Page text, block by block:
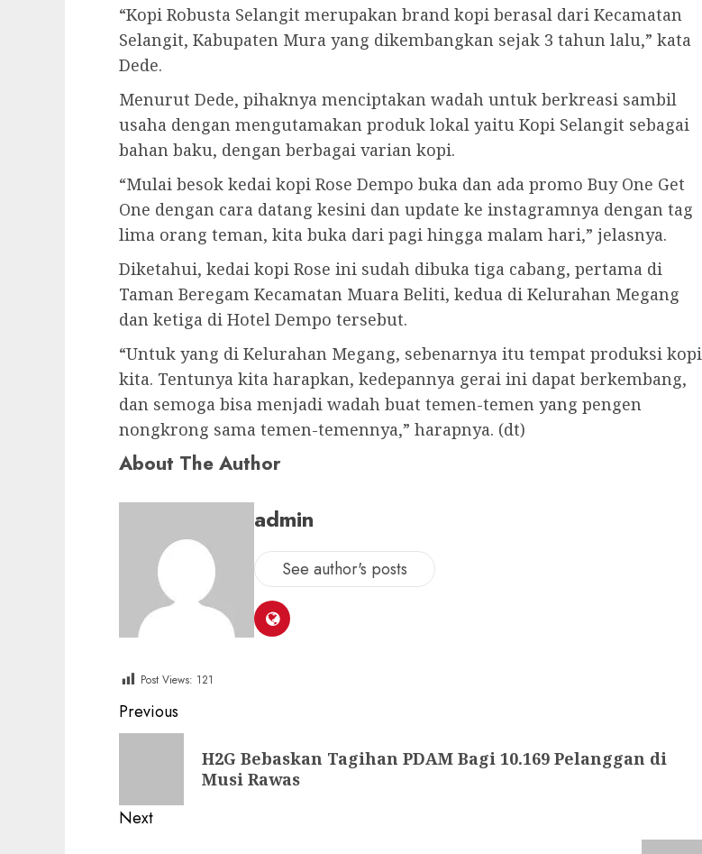
“Kopi Robusta Selangit merupakan brand kopi berasal dari Kecamatan
Selangit, Kabupaten Mura yang dikembangkan sejak 3 tahun lalu,” kata
Dede.
Menurut Dede, pihaknya menciptakan wadah untuk berkreasi sambil
usaha dengan mengutamakan produk lokal yaitu Kopi Selangit sebagai
bahan baku, dengan berbagai varian kopi.
“Mulai besok kedai kopi Rose Dempo buka dan ada promo Buy One Get
One dengan cara datang kesini dan update ke instagramnya dengan tag
lima orang teman, kita buka dari pagi hingga malam hari,” jelasnya.
Diketahui, kedai kopi Rose ini sudah dibuka tiga cabang, pertama di
Taman Beregam Kecamatan Muara Beliti, kedua di Kelurahan Megang
dan ketiga di Hotel Dempo tersebut.
“Untuk yang di Kelurahan Megang, sebenarnya itu tempat produksi kopi
kita. Tentunya kita harapkan, kedepannya gerai ini dapat berkembang,
dan semoga bisa menjadi wadah buat temen-temen yang pengen
nongkrong sama temen-temennya,” harapnya. (dt)
About The Author
admin
See author's posts
Post Views: 121
Post
navigation
Previous
H2G Bebaskan Tagihan PDAM Bagi 10.169 Pelanggan di
Musi Rawas
Next